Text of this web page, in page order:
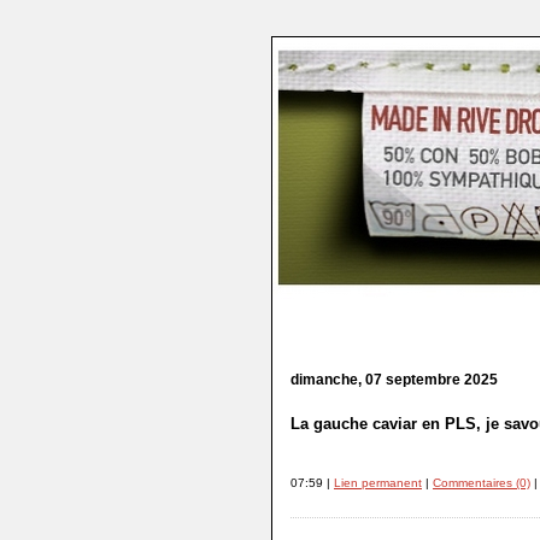
dimanche, 07 septembre 2025
La gauche caviar en PLS, je
07:59 | Lien permanent Commentaires (0)